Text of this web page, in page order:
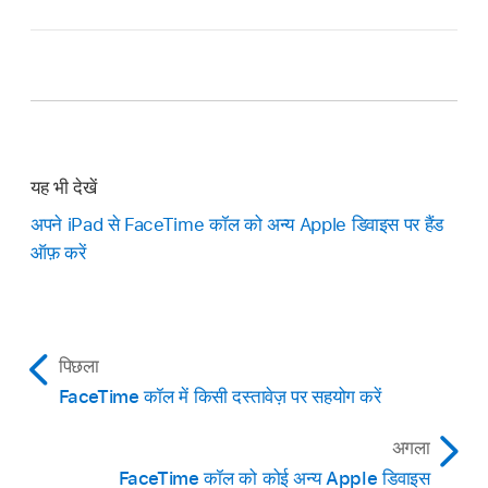
यह भी देखें
अपने iPad से FaceTime कॉल को अन्य Apple डिवाइस पर हैंड
ऑफ़ करें
पिछला
FaceTime कॉल में किसी दस्तावेज़ पर सहयोग करें
अगला
FaceTime कॉल को कोई अन्य Apple डिवाइस